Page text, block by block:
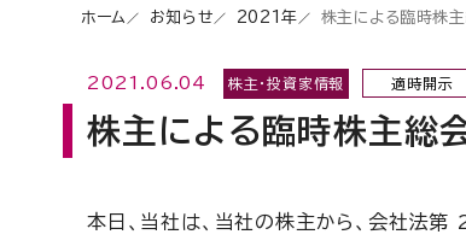
ホーム お知らせ 2021年 株主による臨時株
2021.06.04 株主・投資家情報 適時開示
株主による臨時株主総
本日、当社は、当社の株主から、会社法